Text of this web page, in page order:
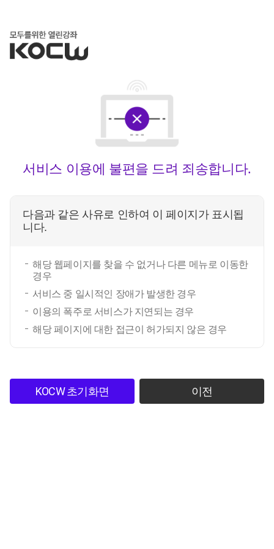
서비스 이용에 불편을 드려 죄송합니다.
다음과 같은 사유로 인하여 이 페이지가 표시됩
니다.
해당 웹페이지를 찾을 수 없거나 다른 메뉴로 이동한
경우
서비스 중 일시적인 장애가 발생한 경우
이용의 폭주로 서비스가 지연되는 경우
해당 페이지에 대한 접근이 허가되지 않은 경우
KOCW 초기화면 이전